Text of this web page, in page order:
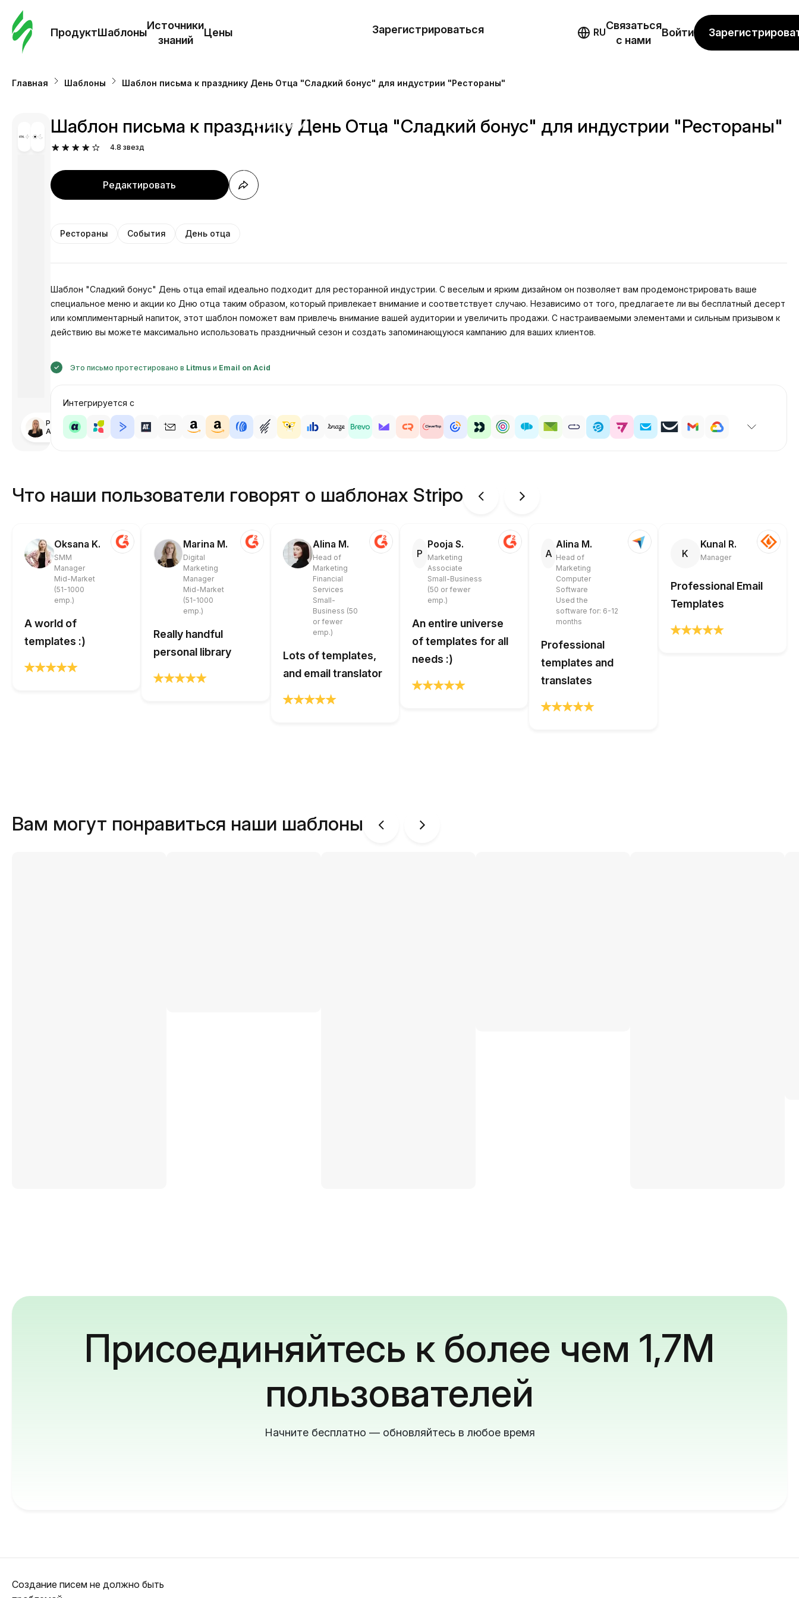
ПродуктШаблоны
Источники
знаний
Цены
знаний
Зарегистрироваться RU
Связаться
с нами
Войти
Главная Шаблоны Шаблон письма к празднику День Отца "Сладкий бонус" для индустрии "Рестораны"
Разработано
Анастасия
Шаблон письма к празднику День Отца "Сладкий бонус" для индустрии "Рестораны"
4.8 звезд
Редактировать
Рестораны События День отца
Шаблон "Сладкий бонус" День отца email идеально подходит для ресторанной индустрии. С веселым и ярким дизайном он позволяет вам продемонстрировать ваше
специальное меню и акции ко Дню отца таким образом, который привлекает внимание и соответствует случаю. Независимо от того, предлагаете ли вы бесплатный десерт
или комплиментарный напиток, этот шаблон поможет вам привлечь внимание вашей аудитории и увеличить продажи. С настраиваемыми элементами и сильным призывом к
действию вы можете максимально использовать праздничный сезон и создать запоминающуюся кампанию для ваших клиентов.
Это письмо протестировано в Litmusи Email on Acid
Интегрируется с
Что наши пользователи говорят о шаблонах Stripo
Oksana K.
SMM
Manager
Mid-Market
(51-1000
emp.)
A world of
templates :)
Marina M.
Digital
Marketing
Manager
Mid-Market
(51-1000
emp.)
Really handful
personal library
Alina M.
Head of
Marketing
Financial
Services
Small-
Business (50
or fewer
emp.)
Lots of templates,
and email translator
P
Pooja S.
Marketing
Associate
Small-Business
(50 or fewer
emp.)
An entire universe
of templates for all
needs :)
A
Alina M.
Head of
Marketing
Computer
Software
Used the
software for: 6-12
months
Professional
templates and
translates
K
Kunal R.
Manager
Professional Email
Templates
Вам могут понравиться наши шаблоны
Присоединяйтесь к более чем 1,7M
пользователей
Начните бесплатно — обновляйтесь в любое время
Создание писем не должно быть